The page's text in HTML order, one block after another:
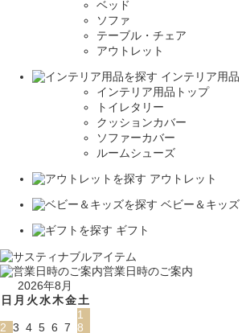
ベッド
ソファ
テーブル・チェア
アウトレット
インテリア用品
インテリア用品トップ
トイレタリー
クッションカバー
ソファーカバー
ルームシューズ
アウトレット
ベビー＆キッズ
ギフト
営業日時のご案内
2026年8月
日 月 火水木金土
1
2 3 4 5 6 7 8